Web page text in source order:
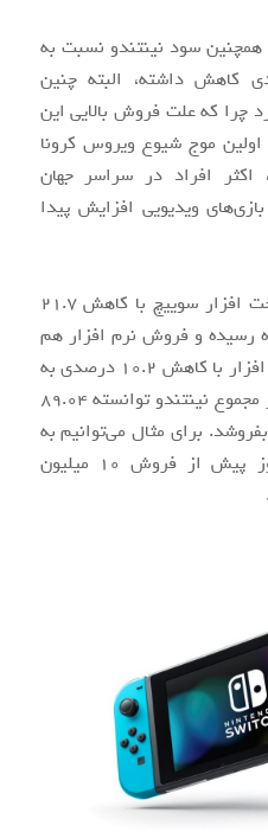
سود نینتندو نسبت به
کاهش داشته، البته چنین
چرا که علت فروش بالایی این
موج شیوع ویروس کرونا
اکثر افراد در سراسر جهان
ویدیویی افزایش پیدا
در فصل دوم ۲۰۲۱ فروش سخت افزار سوییچ با کاهش ۲۱.۷
دستگاه رسیده و فروش نرم افزار هم
کاهش داشته است. فروش نرم افزار با کاهش ۱۰.۲ درصدی به
۴۵.۲۹ میلیون نسخه رسیده. در مجموع نینتندو توانسته ۸۹.۰۴
برای مثال می‌توانیم به
سونی اشاره کنیم که چند روز پیش از فروش ۱۰ میلیون